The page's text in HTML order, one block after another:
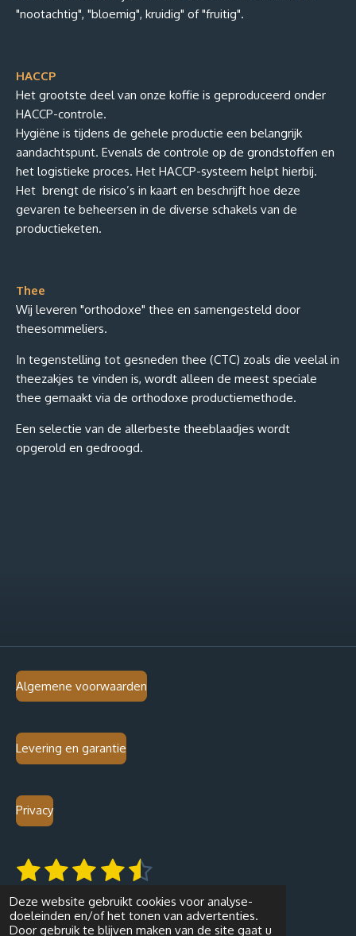
Deze website gebruikt cookies voor analyse-
doeleinden en/of het tonen van advertenties.
Door gebruik te blijven maken van de site gaat u
"nootachtig", "bloemig", kruidig" of "fruitig".
HACCP
Het grootste deel van onze koffie is geproduceerd onder
HACCP-controle.
Hygiëne is tijdens de gehele productie een belangrijk
aandachtspunt. Evenals de controle op de grondstoffen en
het logistieke proces. Het HACCP-systeem helpt hierbij.
Het brengt de risico’s in kaart en beschrijft hoe deze
gevaren te beheersen in de diverse schakels van de
productieketen.
Thee
Wij leveren "orthodoxe" thee en samengesteld door
theesommeliers.
In tegenstelling tot gesneden thee (CTC) zoals die veelal in
theezakjes te vinden is, wordt alleen de meest speciale
thee gemaakt via de orthodoxe productiemethode.
Een selectie van de allerbeste theeblaadjes wordt
opgerold en gedroogd.
Algemene voorwaarden
Levering en garantie
Privacy
R
t
i
n
1
s
t
2
s
t
3
s
t
4
s
t
5
s
t
m
m
e
262 stemmen
© 2019 - 2026 MIANI caffè